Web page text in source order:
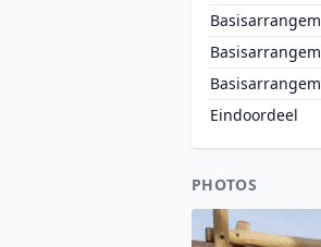
Eindoordeel
PHOTOS